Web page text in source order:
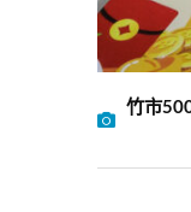
竹市